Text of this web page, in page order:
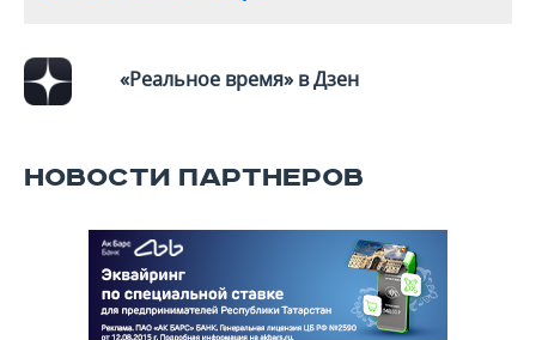
«Реальное время» в Дзен
НОВОСТИ ПАРТНЕРОВ